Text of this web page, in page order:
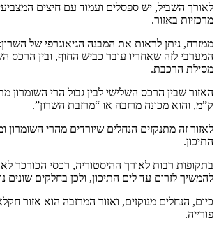
לאורך השביל, יש ספסלים ועמוד עם חיצים
מרכזיות באזור.
ממזרח, ניתן לראות את המבנה הגיאוגרפי של
המערבי לזה שאחריו עובר כביש החוף, ובין הרכס
מסילת הרכבת.
האזור שבין הרכס השלישי לבין גבול הרי
ק”מ, והוא מכונה מרזבה או “מרזבת השרון”.
לאזור זה מתנקזים הנחלים שיורדים מהרי השומרון
התיכון.
בתקופות רבות לאורך ההיסטוריה, רכסי הכורכר
להמשיך לזרום עד לים התיכון, ולכן בחלקים שונים
כיום, הנחלים מנוקזים, ואזור המרזבה הוא אזור
פורייה.